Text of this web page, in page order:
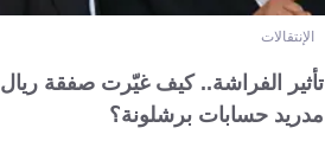
الإنتقالات
تأثير الفراشة.. كيف غيّرت صفقة ريال
مدريد حسابات برشلونة؟